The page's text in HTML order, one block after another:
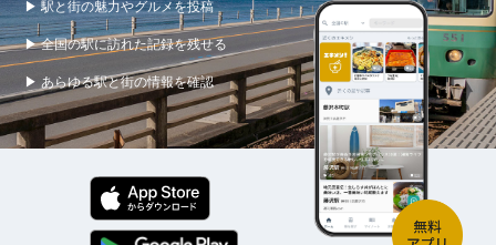
▶ 駅と街の魅力やグルメを投稿
▶ 全国の駅に訪れた記録を残せる
▶ あらゆる駅と街の情報を確認